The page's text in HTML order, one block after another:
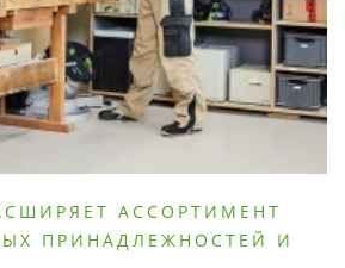
АССОРТИМЕНТ
ПРИНАДЛЕЖНОСТЕЙ И